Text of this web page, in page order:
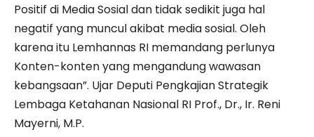
Positif di Media Sosial dan tidak sedikit juga hal
negatif yang muncul akibat media sosial. Oleh
karena itu Lemhannas RI memandang perlunya
Konten-konten yang mengandung wawasan
kebangsaan”. Ujar Deputi Pengkajian Strategik
Lembaga Ketahanan Nasional RI Prof., Dr., Ir. Reni
Mayerni, M.P.